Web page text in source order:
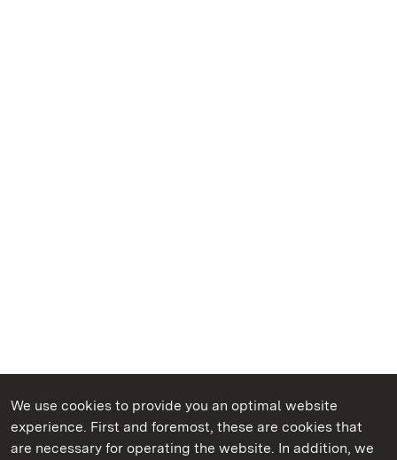
We use cookies to provide you an optimal website
experience. First and foremost, these are cookies that
are necessary for operating the website. In addition, we